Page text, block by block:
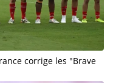
corrige les "Brave